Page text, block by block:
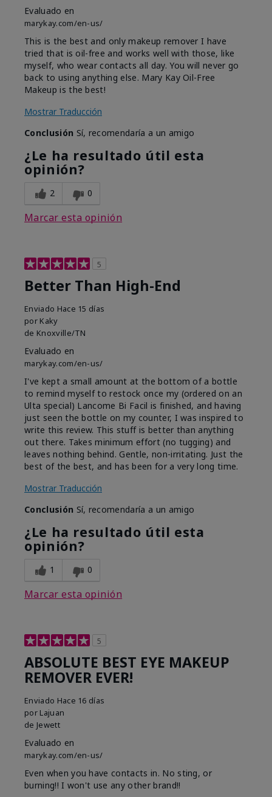
Evaluado en
marykay.com/en-us/
This is the best and only makeup remover I have
tried that is oil-free and works well with those, like
myself, who wear contacts all day. You will never go
back to using anything else. Mary Kay Oil-Free
Makeup is the best!
Mostrar Traducción
Conclusión Sí, recomendaría a un amigo
¿Le ha resultado útil esta
opinión?
2 0
Marcar esta opinión
5
Better Than High-End
Enviado Hace 15 días
por Kaky
de Knoxville/TN
Evaluado en
marykay.com/en-us/
I've kept a small amount at the bottom of a bottle
to remind myself to restock once my (ordered on an
Ulta special) Lancome Bi Facil is finished, and having
just seen the bottle on my counter, I was inspired to
write this review. This stuff is better than anything
out there. Takes minimum effort (no tugging) and
leaves nothing behind. Gentle, non-irritating. Just the
best of the best, and has been for a very long time.
Mostrar Traducción
Conclusión Sí, recomendaría a un amigo
¿Le ha resultado útil esta
opinión?
1 0
Marcar esta opinión
5
ABSOLUTE BEST EYE MAKEUP
REMOVER EVER!
Enviado Hace 16 días
por Lajuan
de Jewett
Evaluado en
marykay.com/en-us/
Even when you have contacts in. No sting, or
burning!! I won't use any other brand!!